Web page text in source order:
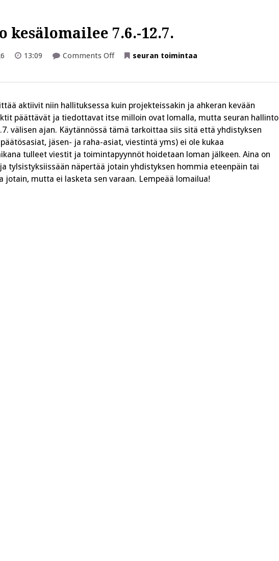
7.6.-12.7.
13:09 Comments Offon
seuran toimintaa
aktiivit niin hallituksessa kuin projekteissakin ja ahkeran kevään
päättävät ja tiedottavat itse milloin ovat lomalla, mutta seuran hallinto
välisen ajan. Käytännössä tämä tarkoittaa siis sitä että yhdistyksen
jäsen- ja raha-asiat, viestintä yms) ei ole kukaa
tulleet viestit ja toimintapyynnöt hoidetaan loman jälkeen. Aina on
tylsistyksiissään näpertää jotain yhdistyksen hommia eteenpäin tai
jotain, mutta ei lasketa sen varaan. Lempeää lomailua!